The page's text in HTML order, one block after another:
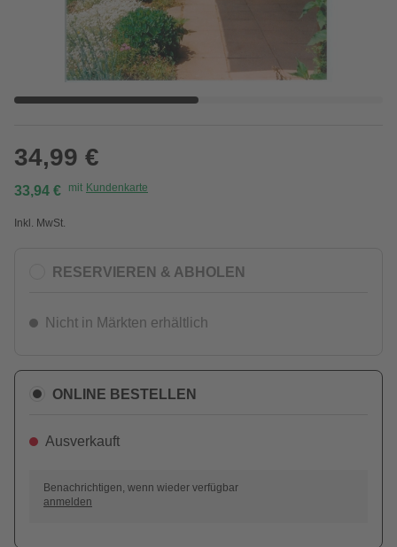
34,99 €
33,94 € mit Kundenkarte
Inkl. MwSt.
RESERVIEREN & ABHOLEN
Nicht in Märkten erhältlich
ONLINE BESTELLEN
Ausverkauft
Benachrichtigen, wenn wieder verfügbar
anmelden